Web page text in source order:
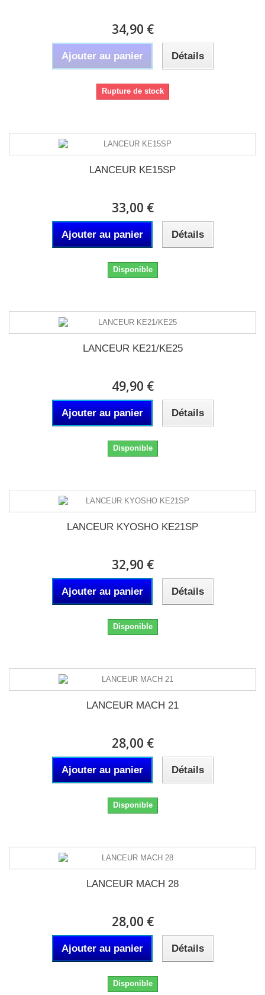
34,90 €
Ajouter au panier Détails
Rupture de stock
LANCEUR KE15SP
33,00 €
Ajouter au panier Détails
Disponible
LANCEUR KE21/KE25
49,90 €
Ajouter au panier Détails
Disponible
LANCEUR KYOSHO KE21SP
32,90 €
Ajouter au panier Détails
Disponible
LANCEUR MACH 21
28,00 €
Ajouter au panier Détails
Disponible
LANCEUR MACH 28
28,00 €
Ajouter au panier Détails
Disponible